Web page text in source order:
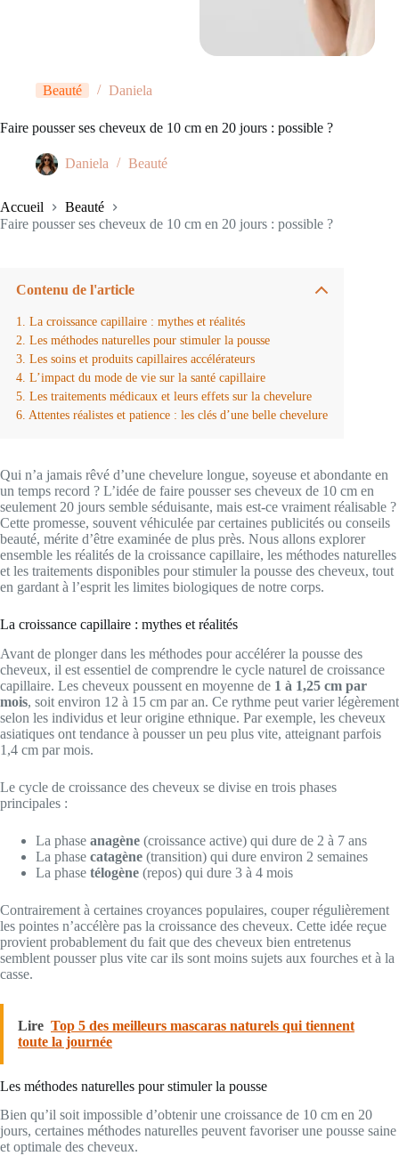
Beauté Daniela
Faire pousser ses cheveux de 10 cm en 20 jours : possible ?
Daniela Beauté
Accueil
Beauté
Faire pousser ses cheveux de 10 cm en 20 jours : possible ?
Contenu de l'article
La croissance capillaire : mythes et réalités
Les méthodes naturelles pour stimuler la pousse
Les soins et produits capillaires accélérateurs
L’impact du mode de vie sur la santé capillaire
Les traitements médicaux et leurs effets sur la chevelure
Attentes réalistes et patience : les clés d’une belle chevelure
Qui n’a jamais rêvé d’une chevelure longue, soyeuse et abondante en
un temps record ? L’idée de faire pousser ses cheveux de 10 cm en
seulement 20 jours semble séduisante, mais est-ce vraiment réalisable ?
Cette promesse, souvent véhiculée par certaines publicités ou conseils
beauté, mérite d’être examinée de plus près. Nous allons explorer
ensemble les réalités de la croissance capillaire, les méthodes naturelles
et les traitements disponibles pour stimuler la pousse des cheveux, tout
en gardant à l’esprit les limites biologiques de notre corps.
La croissance capillaire : mythes et réalités
Avant de plonger dans les méthodes pour accélérer la pousse des
cheveux, il est essentiel de comprendre le cycle naturel de croissance
capillaire. Les cheveux poussent en moyenne de 1 à 1,25 cm par
mois, soit environ 12 à 15 cm par an. Ce rythme peut varier légèrement
selon les individus et leur origine ethnique. Par exemple, les cheveux
asiatiques ont tendance à pousser un peu plus vite, atteignant parfois
1,4 cm par mois.
Le cycle de croissance des cheveux se divise en trois phases
principales :
La phase anagène (croissance active) qui dure de 2 à 7 ans
La phase catagène (transition) qui dure environ 2 semaines
La phase télogène (repos) qui dure 3 à 4 mois
Contrairement à certaines croyances populaires, couper régulièrement
les pointes n’accélère pas la croissance des cheveux. Cette idée reçue
provient probablement du fait que des cheveux bien entretenus
semblent pousser plus vite car ils sont moins sujets aux fourches et à la
casse.
Lire Top 5 des meilleurs mascaras naturels qui tiennent
toute la journée
Les méthodes naturelles pour stimuler la pousse
Bien qu’il soit impossible d’obtenir une croissance de 10 cm en 20
jours, certaines méthodes naturelles peuvent favoriser une pousse saine
et optimale des cheveux.